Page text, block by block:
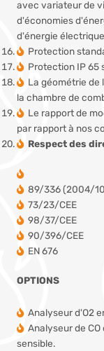
avec variateur de
d'économies
d'énergie
Protection
Protection IP 65
La géométrie de
la chambre de
Le rapport de
par rapport à nos
Respect des
89/336 (2004/
73/23/CEE
98/37/CEE
90/396/CEE
EN 676
OPTIONS
Analyseur d'O2
Analyseur de
sensible.